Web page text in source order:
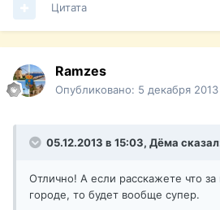
Цитата
Ramzes
Опубликовано: 5 декабря 2013
05.12.2013 в 15:03, Дёма
Отлично! А если расскажете что за
городе, то будет вообще супер.